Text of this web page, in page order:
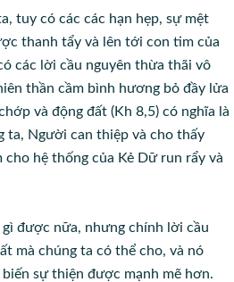
tuy có các các hạn hẹp, sự mệt
thanh tẩy và lên tới con tim của
các lời cầu nguyên thừa thãi vô
thần cầm bình hương bỏ đầy lửa
và động đất (Kh 8,5) có nghĩa là
ta, Người can thiệp và cho thấy
hệ thống của Kẻ Dữ run rẩy và
được nữa, nhưng chính lời cầu
mà chúng ta có thể cho, và nó
sự thiện được mạnh mẽ hơn.